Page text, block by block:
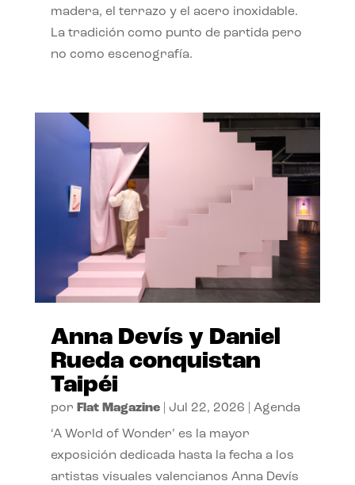
madera, el terrazo y el acero inoxidable.
La tradición como punto de partida pero
no como escenografía.
Anna Devís y Daniel
Rueda conquistan
Taipéi
por Flat Magazine| Jul 22, 2026 Agenda
‘A World of Wonder’ es la mayor
exposición dedicada hasta la fecha a los
artistas visuales valencianos Anna Devís